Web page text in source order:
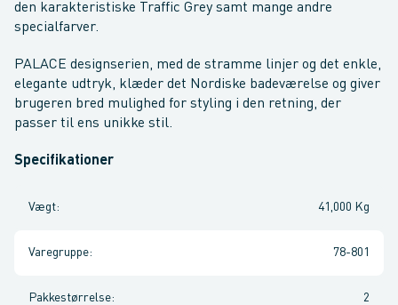
den karakteristiske Traffic Grey samt mange andre
specialfarver.
PALACE designserien, med de stramme linjer og det enkle,
elegante udtryk, klæder det Nordiske badeværelse og giver
brugeren bred mulighed for styling i den retning, der
passer til ens unikke stil.
Specifikationer
Vægt: 41,000 Kg
Varegruppe: 78-801
Pakkestørrelse: 2